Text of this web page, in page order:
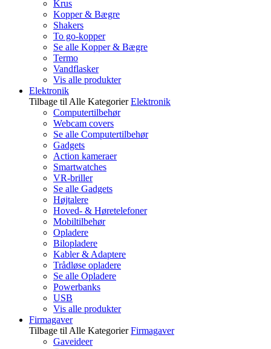
Krus
Kopper & Bægre
Shakers
To go-kopper
Se alle Kopper & Bægre
Termo
Vandflasker
Vis alle produkter
Elektronik
Tilbage til Alle Kategorier Elektronik
Computertilbehør
Webcam covers
Se alle Computertilbehør
Gadgets
Action kameraer
Smartwatches
VR-briller
Se alle Gadgets
Højtalere
Hoved- & Høretelefoner
Mobiltilbehør
Opladere
Bilopladere
Kabler & Adaptere
Trådløse opladere
Se alle Opladere
Powerbanks
USB
Vis alle produkter
Firmagaver
Tilbage til Alle Kategorier Firmagaver
Gaveideer